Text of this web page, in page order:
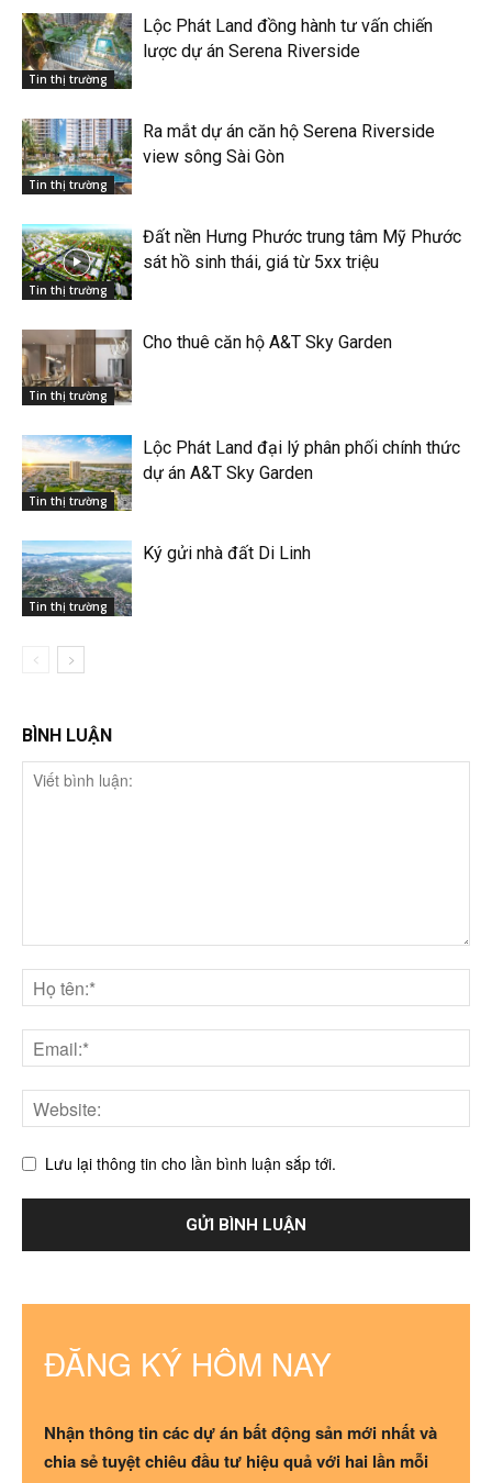
Tin thị trường
Lộc Phát Land đồng hành tư vấn chiến
lược dự án Serena Riverside
Tin thị trường
Ra mắt dự án căn hộ Serena Riverside
view sông Sài Gòn
Tin thị trường
Đất nền Hưng Phước trung tâm Mỹ Phước
sát hồ sinh thái, giá từ 5xx triệu
Tin thị trường
Cho thuê căn hộ A&T Sky Garden
Tin thị trường
Lộc Phát Land đại lý phân phối chính thức
dự án A&T Sky Garden
Tin thị trường
Ký gửi nhà đất Di Linh
BÌNH LUẬN
Lưu lại thông tin cho lần bình luận sắp tới.
ĐĂNG KÝ HÔM NAY
Nhận thông tin các dự án bất động sản mới nhất và
chia sẻ tuyệt chiêu đầu tư hiệu quả với hai lần mỗi